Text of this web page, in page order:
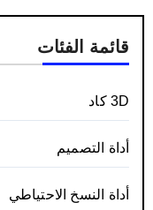
قائمة الفئات
3D كاد
أداة التصميم
أداة النسخ الاحتياطي